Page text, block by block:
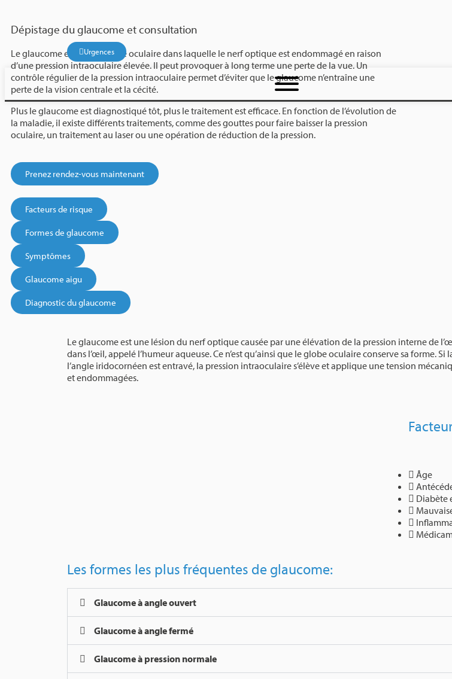
Urgences
Dépistage du glaucome et consultation​
Le glaucome est une maladie oculaire dans laquelle le nerf optique est endommagé en raison
d’une pression intraoculaire élevée. Il peut provoquer à long terme une perte de la vue. Un
contrôle régulier de la pression intraoculaire permet d’éviter que le glaucome n’entraîne une
perte de la vision centrale et la cécité.
Plus le glaucome est diagnostiqué tôt, plus le traitement est efficace. En fonction de l’évolution de
la maladie, il existe différents traitements, comme des gouttes pour faire baisser la pression
oculaire, un traitement au laser ou une opération de réduction de la pression.
Prenez rendez-vous maintenant
Facteurs de risque
Formes de glaucome
Symptômes
Glaucome aigu
Diagnostic du glaucome
Le glaucome est une lésion du nerf optique causée par une élévation de la pression interne de
dans l’œil, appelé l’humeur aqueuse. Ce n’est qu’ainsi que le globe oculaire conserve sa forme.
l’angle iridocornéen est entravé, la pression intraoculaire s’élève et applique une tension
et endommagées.
Âge
Diabète
Les formes les plus fréquentes de glaucome:
Glaucome à angle ouvert
Glaucome à angle fermé
Glaucome à pression normale